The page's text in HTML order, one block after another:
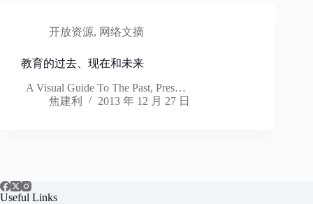
开放资源, 网络文摘
教育的过去、现在和未来
A Visual Guide To The Past, Pres…
焦建利
2013 年 12 月 27 日
Useful Links